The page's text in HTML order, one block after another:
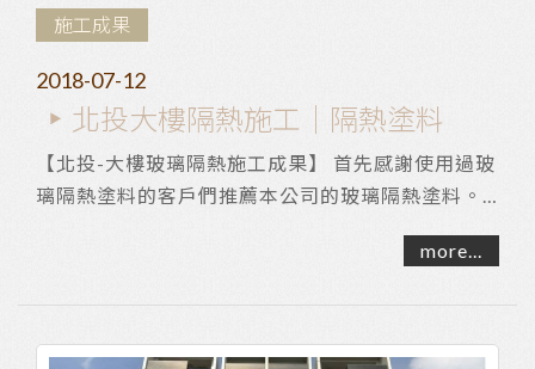
施工成果
2018-07-12
北投大樓隔熱施工｜隔熱塗料
【北投-大樓玻璃隔熱施工成果】 首先感謝使用過玻
璃隔熱塗料的客戶們推薦本公司的玻璃隔熱塗料。
more...